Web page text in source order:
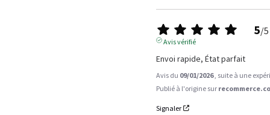
5/5
Avis vérifié
Envoi rapide, État parfait
Avis du 09/01/2026 , suite à une
Publié à l'origine sur
Signaler